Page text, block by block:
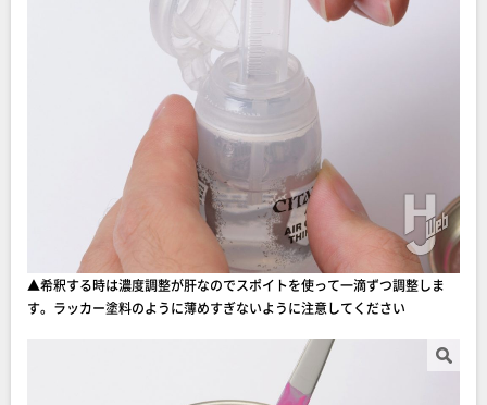
▲希釈する時は濃度調整が肝なのでスポイトを使って一滴ずつ調整しま
す。ラッカー塗料のように薄めすぎないように注意してください